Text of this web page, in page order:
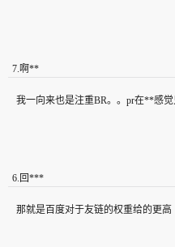
7.啊**
我一向来也是注重BR。。pr在**感觉
6. 回***
那就是百度对于友链的权重给的更高